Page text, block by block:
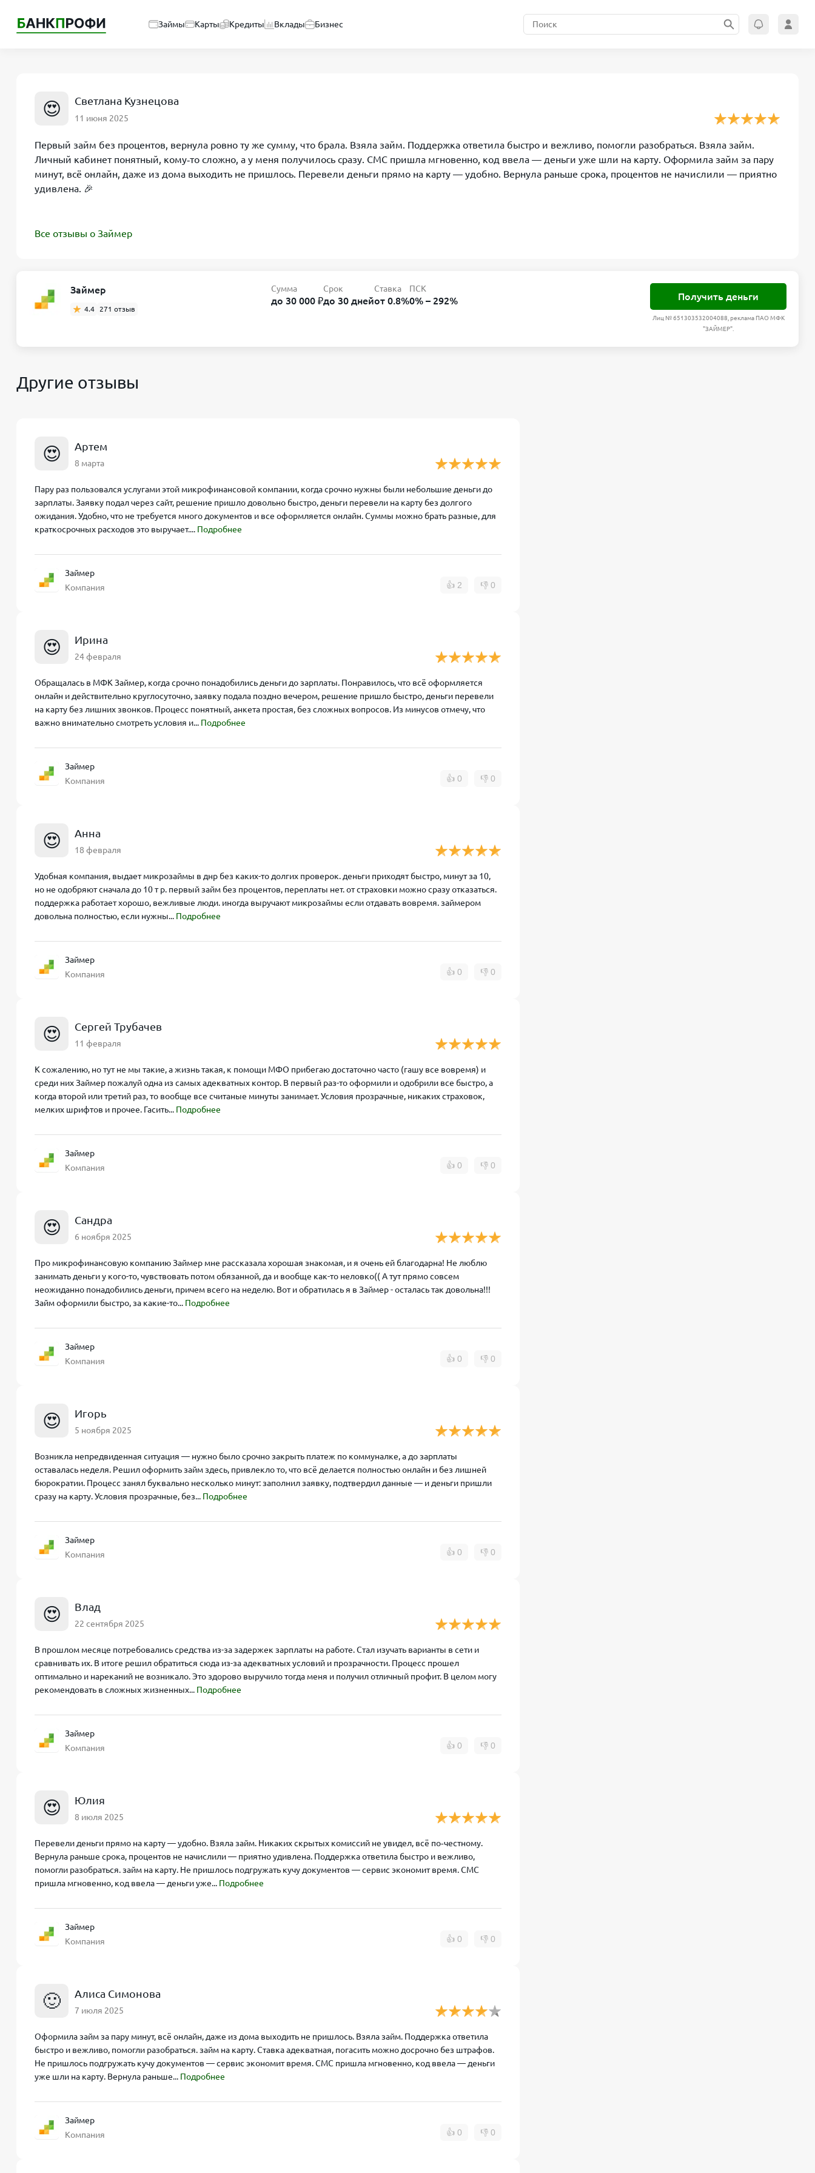
Займы Карты Кредиты Вклады Бизнес
😍 Светлана Кузнецова
11 июня 2025
Первый займ без процентов, вернула ровно ту же сумму, что брала. Взяла займ. Поддержка ответила быстро и вежливо, помогли разобраться. Взяла займ.
Личный кабинет понятный, кому‑то сложно, а у меня получилось сразу. СМС пришла мгновенно, код ввела — деньги уже шли на карту. Оформила займ за пару
минут, всё онлайн, даже из дома выходить не пришлось. Перевели деньги прямо на карту — удобно. Вернула раньше срока, процентов не начислили — приятно
удивлена. 🎉
Все отзывы о Займер
Займер
4.4 271 отзыв
Сумма
до 30 000 ₽
Срок
до 30 дней
Ставка
от 0.8%
ПСК
0% – 292% Получить деньги
Лиц № 651303532004088, реклама ПАО МФК
"ЗАЙМЕР".
Другие отзывы
😍 Артем
8 марта
Пару раз пользовался услугами этой микрофинансовой компании, когда срочно нужны были небольшие деньги до
зарплаты. Заявку подал через сайт, решение пришло довольно быстро, деньги перевели на карту без долгого
ожидания. Удобно, что не требуется много документов и все оформляется онлайн. Суммы можно брать разные, для
краткосрочных расходов это выручает.... Подробнее
Займер
Компания
👍 2 👎 0
😍 Ирина
24 февраля
Обращалась в МФК Займер, когда срочно понадобились деньги до зарплаты. Понравилось, что всё оформляется
онлайн и действительно круглосуточно, заявку подала поздно вечером, решение пришло быстро, деньги перевели
на карту без лишних звонков. Процесс понятный, анкета простая, без сложных вопросов. Из минусов отмечу, что
важно внимательно смотреть условия и... Подробнее
Займер
Компания
👍 0 👎 0
😍 Анна
18 февраля
Удобная компания, выдает микрозаймы в днр без каких-то долгих проверок. деньги приходят быстро, минут за 10,
но не одобряют сначала до 10 т р. первый займ без процентов, переплаты нет. от страховки можно сразу отказаться.
поддержка работает хорошо, вежливые люди. иногда выручают микрозаймы если отдавать вовремя. займером
довольна полностью, если нужны... Подробнее
Займер
Компания
👍 0 👎 0
😍 Сергей Трубачев
11 февраля
К сожалению, но тут не мы такие, а жизнь такая, к помощи МФО прибегаю достаточно часто (гашу все вовремя) и
среди них Займер пожалуй одна из самых адекватных контор. В первый раз-то оформили и одобрили все быстро, а
когда второй или третий раз, то вообще все считаные минуты занимает. Условия прозрачные, никаких страховок,
мелких шрифтов и прочее. Гасить... Подробнее
Займер
Компания
👍 0 👎 0
😍 Сандра
6 ноября 2025
Про микрофинансовую компанию Займер мне рассказала хорошая знакомая, и я очень ей благодарна! Не люблю
занимать деньги у кого-то, чувствовать потом обязанной, да и вообще как-то неловко(( А тут прямо совсем
неожиданно понадобились деньги, причем всего на неделю. Вот и обратилась я в Займер - осталась так довольна!!!
Займ оформили быстро, за какие-то... Подробнее
Займер
Компания
👍 0 👎 0
😍 Игорь
5 ноября 2025
Возникла непредвиденная ситуация — нужно было срочно закрыть платеж по коммуналке, а до зарплаты
оставалась неделя. Решил оформить займ здесь, привлекло то, что всё делается полностью онлайн и без лишней
бюрократии. Процесс занял буквально несколько минут: заполнил заявку, подтвердил данные — и деньги пришли
сразу на карту. Условия прозрачные, без... Подробнее
Займер
Компания
👍 0 👎 0
😍 Влад
22 сентября 2025
В прошлом месяце потребовались средства из-за задержек зарплаты на работе. Стал изучать варианты в сети и
сравнивать их. В итоге решил обратиться сюда из-за адекватных условий и прозрачности. Процесс прошел
оптимально и нареканий не возникало. Это здорово выручило тогда меня и получил отличный профит. В целом могу
рекомендовать в сложных жизненных... Подробнее
Займер
Компания
👍 0 👎 0
😍 Юлия
8 июля 2025
Перевели деньги прямо на карту — удобно. Взяла займ. Никаких скрытых комиссий не увидел, всё по‑честному.
Вернула раньше срока, процентов не начислили — приятно удивлена. Поддержка ответила быстро и вежливо,
помогли разобраться. займ на карту. Не пришлось подгружать кучу документов — сервис экономит время. СМС
пришла мгновенно, код ввела — деньги уже... Подробнее
Займер
Компания
👍 0 👎 0
🙂 Алиса Симонова
7 июля 2025
Оформила займ за пару минут, всё онлайн, даже из дома выходить не пришлось. Взяла займ. Поддержка ответила
быстро и вежливо, помогли разобраться. займ на карту. Ставка адекватная, погасить можно досрочно без штрафов.
Не пришлось подгружать кучу документов — сервис экономит время. СМС пришла мгновенно, код ввела — деньги
уже шли на карту. Вернула раньше... Подробнее
Займер
Компания
👍 0 👎 0